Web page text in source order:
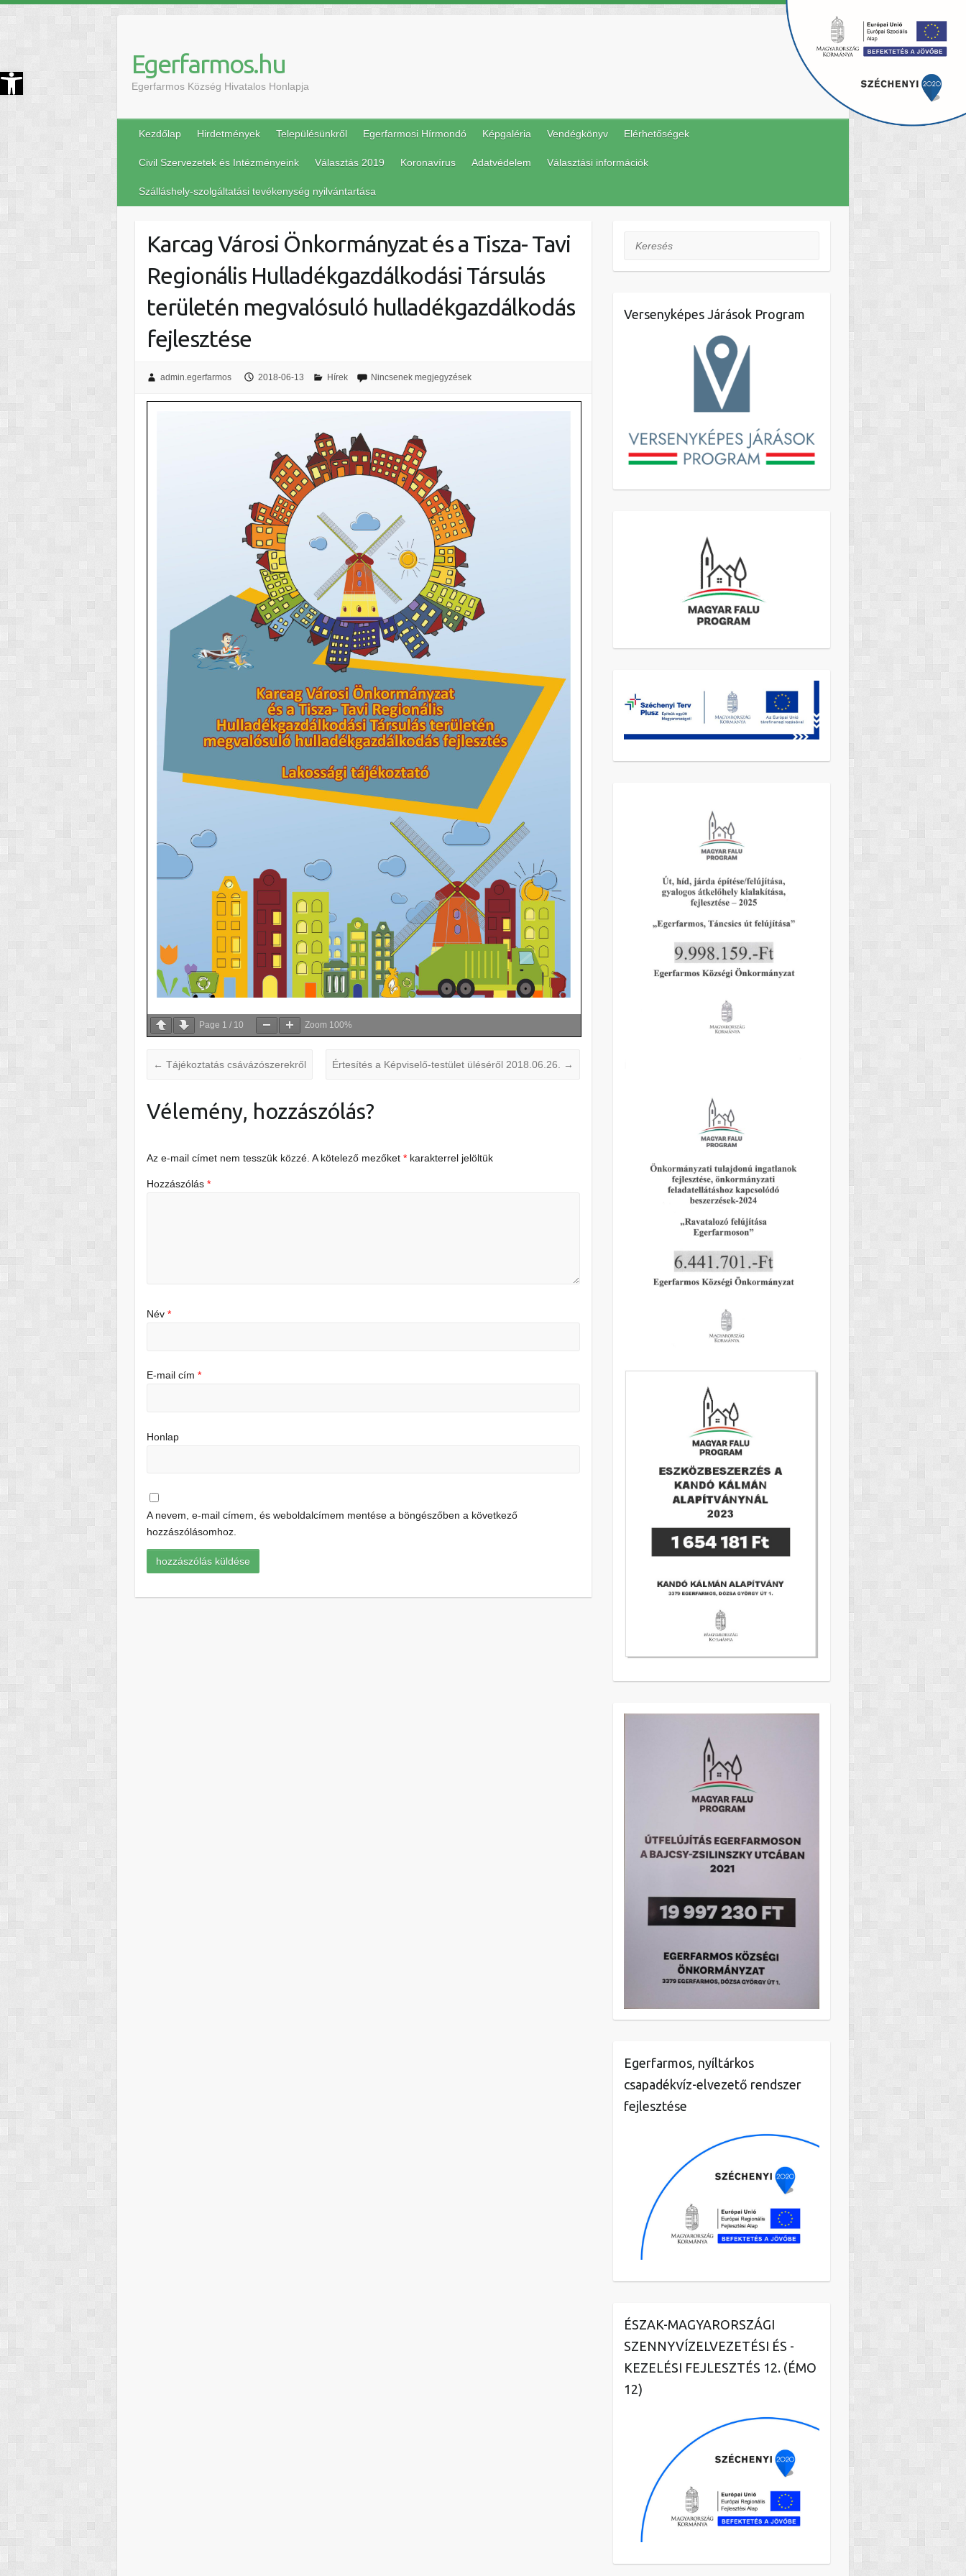
Eszköztár megnyitása Egerfarmos.hu
Egerfarmos Község Hivatalos Honlapja
Kezdőlap Hirdetmények Településünkről Egerfarmosi Hírmondó Képgaléria Vendégkönyv Elérhetőségek
Civil Szervezetek és Intézményeink Választás 2019 Koronavírus Adatvédelem Választási információk
Szálláshely-szolgáltatási tevékenység nyilvántartása
Karcag Városi Önkormányzat és a Tisza- Tavi
Regionális Hulladékgazdálkodási Társulás
területén megvalósuló hulladékgazdálkodás
fejlesztése
admin.egerfarmos 2018-06-13 Hírek Nincsenek megjegyzések
Page 1 / 10 Zoom 100%
← Tájékoztatás csávázószerekről Értesítés a Képviselő-testület üléséről 2018.06.26. →
Vélemény, hozzászólás?
Az e-mail címet nem tesszük közzé. A kötelező mezőket* karakterrel jelöltük
Hozzászólás*
Név*
E-mail cím*
Honlap
A nevem, e-mail címem, és weboldalcímem mentése a böngészőben a következő
hozzászólásomhoz.
Keresés
Versenyképes Járások Program
Egerfarmos, nyíltárkos
csapadékvíz-elvezető rendszer
fejlesztése
ÉSZAK-MAGYARORSZÁGI
SZENNYVÍZELVEZETÉSI ÉS -
KEZELÉSI FEJLESZTÉS 12. (ÉMO
12)